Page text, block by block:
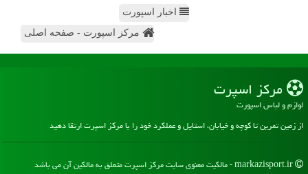
اخبار اسپورت
مرکز اسپورت - صفحه اصلی
مركز اسپرت
لوازم و لباس اسپورت
از زمین تمرین تا کوچه و خیابان، استایل و عملکرد خود را با مرکز اسپرت ارتقا دهید